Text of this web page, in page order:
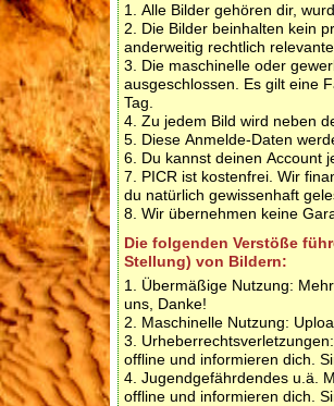
1. Alle Bilder gehören dir,
2. Die Bilder beinhalten kein
anderweitig rechtlich
3. Die maschinelle oder
ausgeschlossen. Es gilt eine
Tag.
4. Zu jedem Bild wird neben
5. Diese Anmelde-Daten
6. Du kannst deinen Account
7. PICR ist kostenfrei. Wir
du natürlich gewissenhaft
8. Wir übernehmen keine
Die folgenden Verstöße
Stellung) von Bildern:
1. Übermäßige Nutzung:
uns, Danke!
2. Maschinelle Nutzung:
3.
offline und informieren dich.
4. Jugendgefährdendes u.ä.
offline und informieren dich.